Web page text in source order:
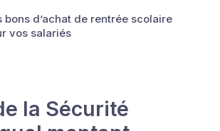
bons d’achat de rentrée scolaire
vos salariés
la Sécurité